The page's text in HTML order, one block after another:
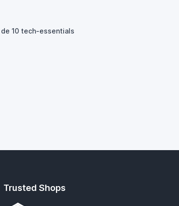
10 tech-essentials
Trusted Shops